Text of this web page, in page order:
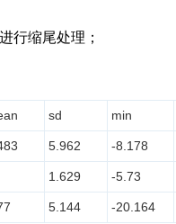
行缩尾处理；
sd min
5.962 -8.178
1.629 -5.73
5.144 -20.164